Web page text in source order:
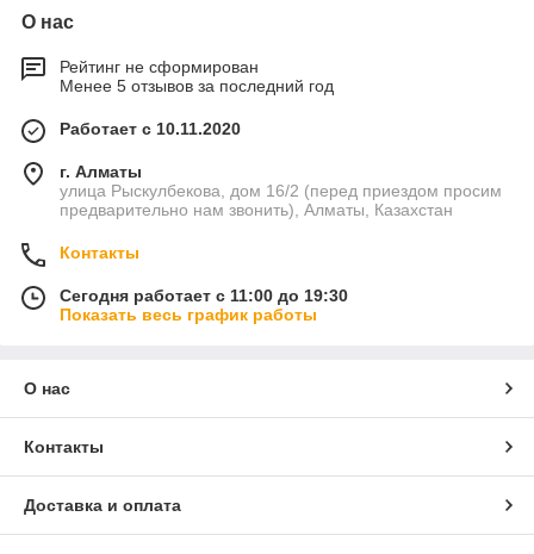
О нас
Рейтинг не сформирован
Менее 5 отзывов за последний год
Работает с 10.11.2020
г. Алматы
улица Рыскулбекова, дом 16/2 (перед приездом просим
предварительно нам звонить), Алматы, Казахстан
Контакты
Сегодня работает с 11:00 до 19:30
Показать весь график работы
О нас
Контакты
Доставка и оплата